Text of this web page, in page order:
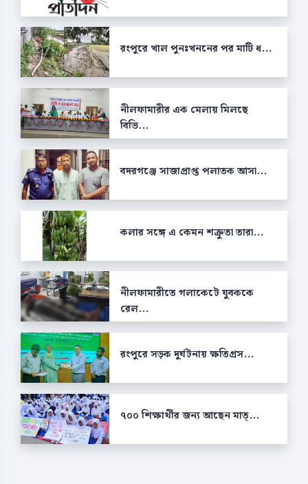
রংপুরে খাল পুনঃখননের পর মাটি ধ...
নীলফামারীর এক মেলায় মিলছে
বিভি...
বদরগঞ্জে সাজাপ্রাপ্ত পলাতক আসা...
কলার সঙ্গে এ কেমন শক্রুতা তারা...
নীলফামারীতে গলাকেটে যুবককে
রেল...
রংপুরে সড়ক দুর্ঘটনায় ক্ষতিগ্রস...
৭০০ শিক্ষার্থীর জন্য আছেন মাত্...